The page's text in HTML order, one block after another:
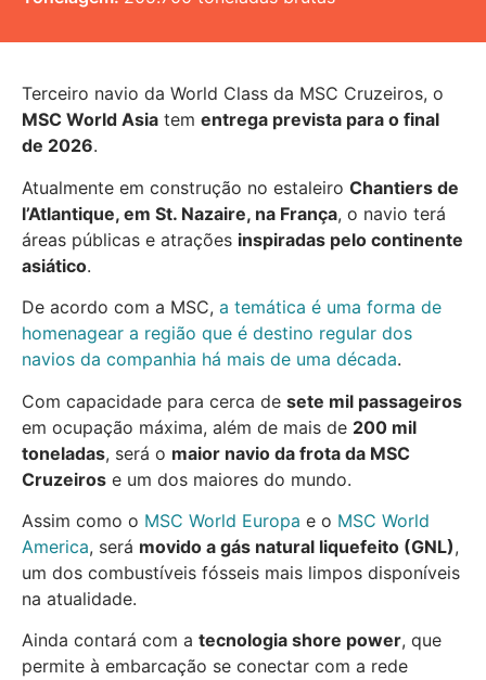
Terceiro navio da World Class da MSC Cruzeiros, o
MSC World Asia tem entrega prevista para o final
de 2026.
Atualmente em construção no estaleiro Chantiers de
l’Atlantique, em St. Nazaire, na França, o navio terá
áreas públicas e atrações inspiradas pelo continente
asiático.
De acordo com a MSC, a temática é uma forma de
homenagear a região que é destino regular dos
navios da companhia há mais de uma década.
Com capacidade para cerca de sete mil passageiros
em ocupação máxima, além de mais de 200 mil
toneladas, será o maior navio da frota da MSC
Cruzeiros e um dos maiores do mundo.
Assim como o MSC World Europa e o MSC World
America, será movido a gás natural liquefeito (GNL),
um dos combustíveis fósseis mais limpos disponíveis
na atualidade.
Ainda contará com a tecnologia shore power, que
permite à embarcação se conectar com a rede